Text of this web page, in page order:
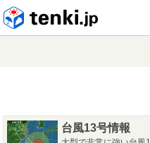
台風13号情報